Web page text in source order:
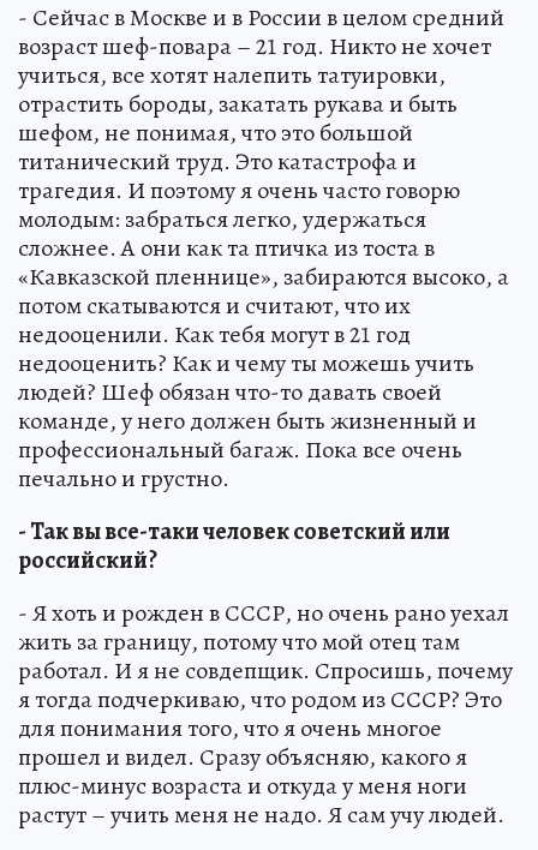
- Сейчас в Москве и в России в целом средний
возраст шеф-повара – 21 год. Никто не хочет
учиться, все хотят налепить татуировки,
отрастить бороды, закатать рукава и быть
шефом, не понимая, что это большой
титанический труд. Это катастрофа и
трагедия. И поэтому я очень часто говорю
молодым: забраться легко, удержаться
сложнее. А они как та птичка из тоста в
«Кавказской пленнице», забираются высоко, а
потом скатываются и считают, что их
недооценили. Как тебя могут в 21 год
недооценить? Как и чему ты можешь учить
людей? Шеф обязан что-то давать своей
команде, у него должен быть жизненный и
профессиональный багаж. Пока все очень
печально и грустно.
- Так вы все-таки человек советский или
российский?
- Я хоть и рожден в СССР, но очень рано уехал
жить за границу, потому что мой отец там
работал. И я не совдепщик. Спросишь, почему
я тогда подчеркиваю, что родом из СССР? Это
для понимания того, что я очень многое
прошел и видел. Сразу объясняю, какого я
плюс-минус возраста и откуда у меня ноги
растут – учить меня не надо. Я сам учу людей.